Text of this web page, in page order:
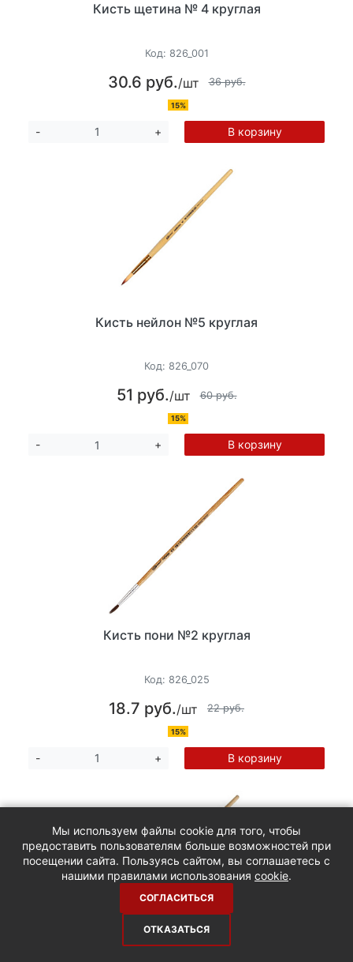
Кисть щетина № 4 круглая
Код: 826_001
30.6 руб./шт 36 руб.
15%
- + В корзину
Кисть нейлон №5 круглая
Код: 826_070
51 руб./шт 60 руб.
15%
- + В корзину
Кисть пони №2 круглая
Код: 826_025
18.7 руб./шт 22 руб.
15%
- + В корзину
Кисть щетина №4 плоская
Мы используем файлы cookie для того, чтобы
предоставить пользователям больше возможностей при
посещении сайта. Пользуясь сайтом, вы соглашаетесь с
нашими правилами использования cookie.
СОГЛАСИТЬСЯ
ОТКАЗАТЬСЯ